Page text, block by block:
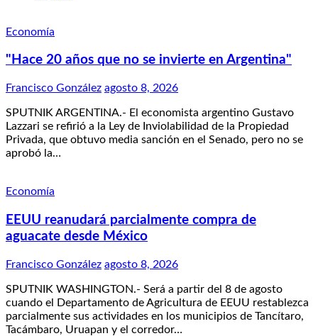
Economía
"Hace 20 años que no se invierte en Argentina"
Francisco González agosto 8, 2026
SPUTNIK ARGENTINA.- El economista argentino Gustavo
Lazzari se refirió a la Ley de Inviolabilidad de la Propiedad
Privada, que obtuvo media sanción en el Senado, pero no se
aprobó la…
Economía
EEUU reanudará parcialmente compra de
aguacate desde México
Francisco González agosto 8, 2026
SPUTNIK WASHINGTON.- Será a partir del 8 de agosto
cuando el Departamento de Agricultura de EEUU restablezca
parcialmente sus actividades en los municipios de Tancítaro,
Tacámbaro, Uruapan y el corredor…